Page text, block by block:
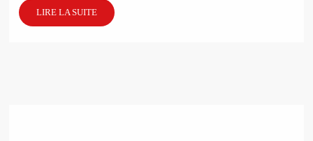
LIRE LA SUITE